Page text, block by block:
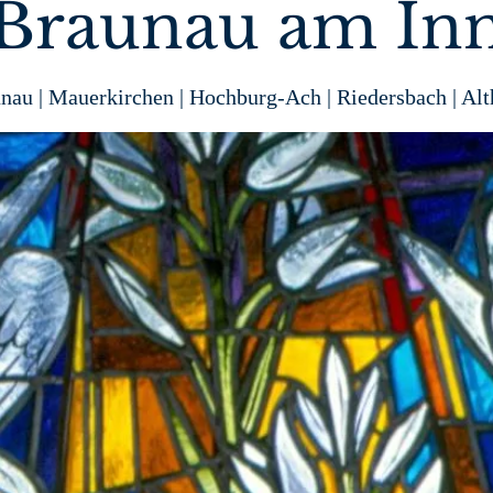
am
| Mauerkirchen | Hochburg-Ach | Riedersbach |